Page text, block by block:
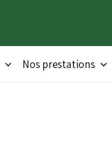
Nos prestations